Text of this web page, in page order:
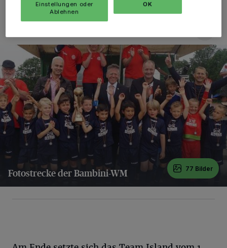
Fotostrecke der Bambini-WM 77 Bilder
Einstellungen oder
Ablehnen
OK